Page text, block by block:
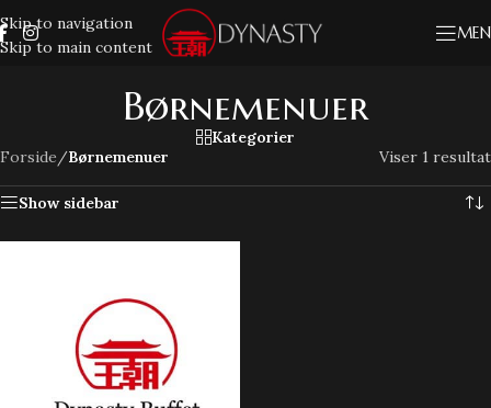
Skip to navigation
Skip to main content
Børnemenuer
Kategorier
Forside/Børnemenuer Viser 1 resultat
Show sidebar